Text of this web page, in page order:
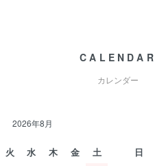
CALENDAR
カレンダー
2026年8月
火 水 木 金
土
日